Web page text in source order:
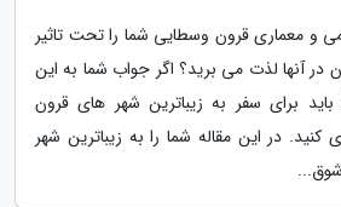
و معماری قرون وسطایی شما را تحت تاثیر
در آنها لذت می برید؟ اگر جواب شما به این
برای سفر به زیباترین شهر های قرون
کنید. در این مقاله شما را به زیباترین شهر